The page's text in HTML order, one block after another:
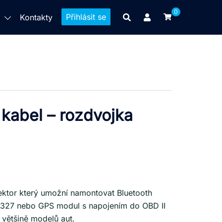
Kontakty Přihlásit se
0
– rozdvojka
který umožní namontovat Bluetooth
nebo GPS modul s napojením do OBD II
modelů aut.